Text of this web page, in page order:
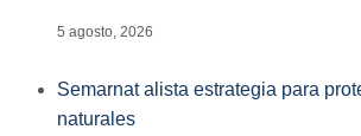
5 agosto, 2026
Semarnat alista estrategia para
naturales